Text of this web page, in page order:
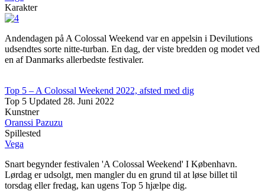
Karakter
Andendagen på A Colossal Weekend var en appelsin i Devilutions
udsendtes sorte nitte-turban. En dag, der viste bredden og modet ved
en af Danmarks allerbedste festivaler.
Top 5 – A Colossal Weekend 2022, afsted med dig
Top 5 Updated 28. Juni 2022
Kunstner
Oranssi Pazuzu
Spillested
Vega
Snart begynder festivalen 'A Colossal Weekend' I København.
Lørdag er udsolgt, men mangler du en grund til at løse billet til
torsdag eller fredag, kan ugens Top 5 hjælpe dig.